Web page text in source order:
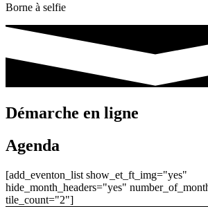
Borne à selfie
Démarche en ligne
Agenda
[add_eventon_list show_et_ft_img="yes"
hide_month_headers="yes"
tile_count="2"]